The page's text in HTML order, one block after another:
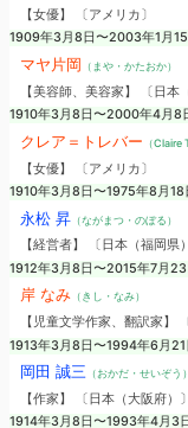
【女優】 〔アメリカ〕
1909年3月8日〜2003年1月15
マヤ片岡 （まや・かたおか）
【美容師、美容家】 〔日本
1910年3月8日〜2000年4月8
クレア＝トレバー （Claire
【女優】 〔アメリカ〕
1910年3月8日〜1975年8月18
永松 昇（ながまつ・のぼる）
【経営者】 〔日本（福岡県
1912年3月8日〜2015年7月23
岸 なみ（きし・なみ）
【児童文学作家、翻訳家】
1913年3月8日〜1994年6月21
岡田 誠三 （おかだ・せいぞう）
【作家】 〔日本（大阪府）〕
1914年3月8日〜1993年4月3